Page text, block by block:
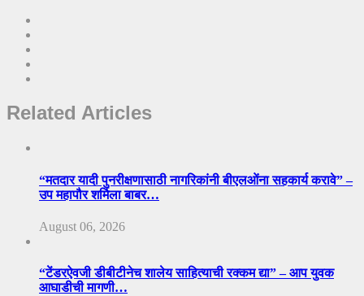
Related Articles
“मतदार यादी पुनरीक्षणासाठी नागरिकांनी बीएलओंना सहकार्य करावे” –
उप महापौर शर्मिला बाबर…
August 06, 2026
“टेंडरऐवजी डीबीटीनेच शालेय साहित्याची रक्कम द्या” – आप युवक
आघाडीची मागणी…